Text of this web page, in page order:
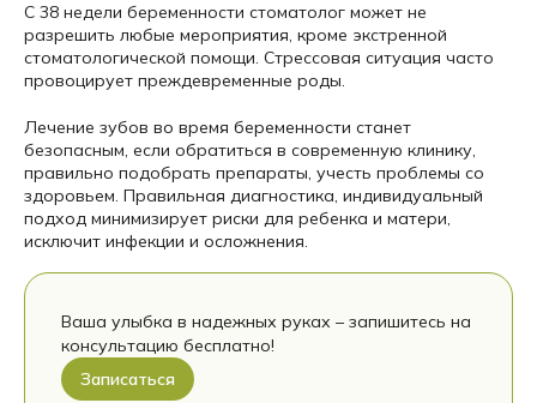
С 38 недели беременности стоматолог может не
разрешить любые мероприятия, кроме экстренной
стоматологической помощи. Стрессовая ситуация часто
провоцирует преждевременные роды.
Лечение зубов во время беременности станет
безопасным, если обратиться в современную клинику,
правильно подобрать препараты, учесть проблемы со
здоровьем. Правильная диагностика, индивидуальный
подход минимизирует риски для ребенка и матери,
исключит инфекции и осложнения.
Ваша улыбка в надежных руках – запишитесь на
консультацию бесплатно!
Записаться